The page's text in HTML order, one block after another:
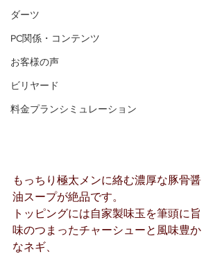
ダーツ
PC関係・コンテンツ
お客様の声
ビリヤード
料金プランシミュレーション
もっちり極太メンに絡む濃厚な豚骨醤
油スープが絶品です。
トッピングには自家製味玉を筆頭に旨
味のつまったチャーシューと風味豊か
なネギ、